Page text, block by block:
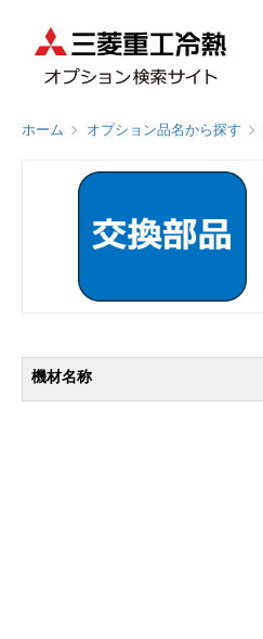
ホーム オプション品名から探す
機材名称